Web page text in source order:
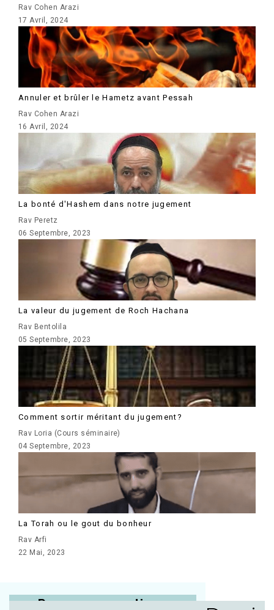
Rav Cohen Arazi
17 Avril, 2024
Annuler et brûler le Hametz avant Pessah
Rav Cohen Arazi
16 Avril, 2024
La bonté d'Hashem dans notre jugement
Rav Peretz
06 Septembre, 2023
La valeur du jugement de Roch Hachana
Rav Bentolila
05 Septembre, 2023
Comment sortir méritant du jugement?
Rav Loria (Cours séminaire)
04 Septembre, 2023
La Torah ou le gout du bonheur
Rav Arfi
22 Mai, 2023
Posez vos questions